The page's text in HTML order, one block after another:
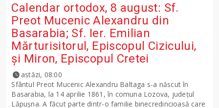
Calendar ortodox, 8 august: Sf.
Preot Mucenic Alexandru din
Basarabia; Sf. Ier. Emilian
Mărturisitorul, Episcopul Cizicului,
şi Miron, Episcopul Cretei
astăzi, 08:00
Sfântul Preot Mucenic Alexandru Baltaga s-a născut în
Basarabia, la 14 aprilie 1861, în comuna Lozova, județul
Lăpușna. A făcut parte dintr-o familie binecredincioasă care